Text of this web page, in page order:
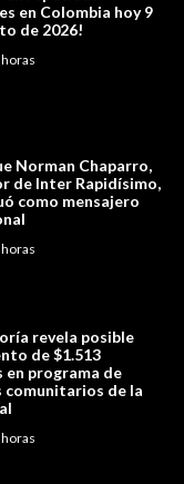
en Colombia hoy 9
de 2026!
Norman Chaparro,
de Inter Rapidísimo,
como mensajero
revela posible
de $1.513
en programa de
comunitarios de la